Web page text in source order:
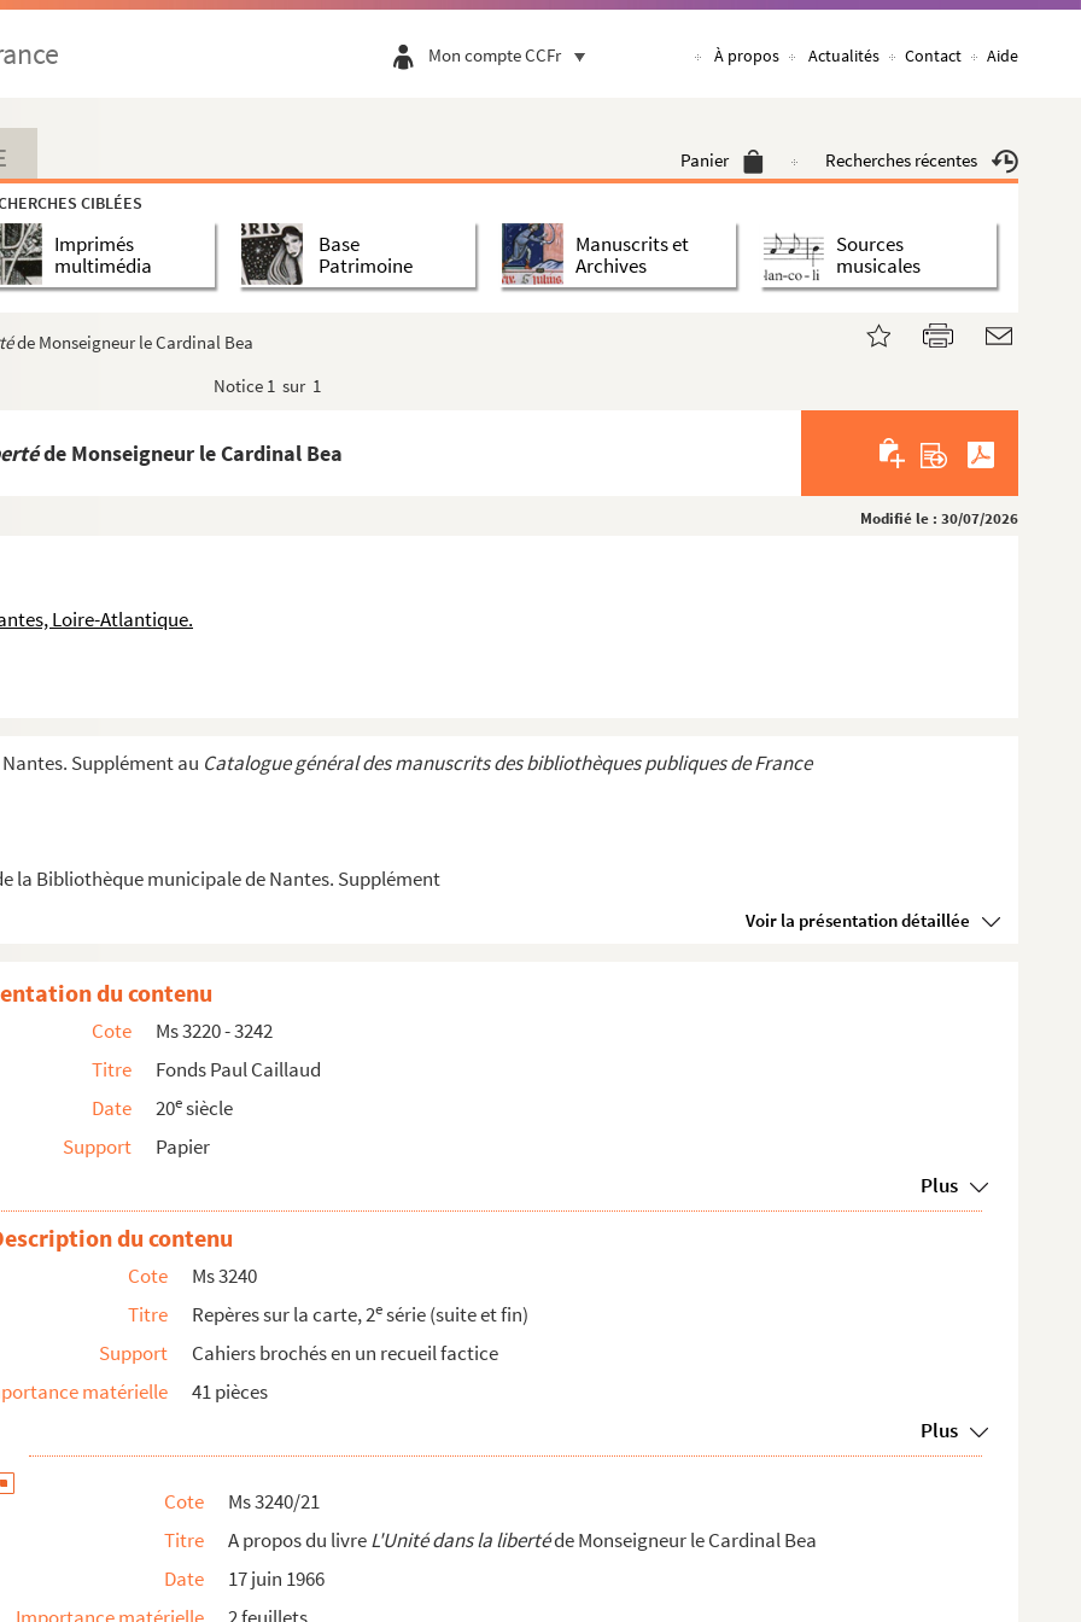
Mon compte CCFr À propos Actualités Contact Aide
Panier Recherches récentes
CIBLÉES
Imprimés
multimédia
Base
Patrimoine
Manuscrits et
Archives
Sources
musicales
de Monseigneur le Cardinal Bea
Notice 1 sur 1
de Monseigneur le Cardinal Bea
Modifié le : 30/07/2026
Loire-Atlantique.
Supplément au Catalogue général des manuscrits des bibliothèques publiques de France
la Bibliothèque municipale de Nantes. Supplément
Voir la présentation détaillée
: contrat, correspondance
correspondance, à propos de Jules Verne, divers
chansons, théâtre
Anne à Jean Marie Poupart
de l'Univers
des Frères Prêcheurs
dans la Liberté
Monseigneur le Cardinal Bea
Jean Rodhain, fondateur du Secours Catholique
à Paul Caillaud
Paul Caillaud
DanielouScandaleuse vérité
Catholique
par Henri Fesquet
Caillaud
évêque de Nantes à Paul Caillaud
du contenu
Cote
Ms 3220 - 3242
Titre
Fonds Paul Caillaud
Date
20esiècle
Support
Papier
Plus
du contenu
Cote
Ms 3240
Titre
Repères sur la carte, 2esérie (suite et fin)
Support
Cahiers brochés en un recueil factice
matérielle
41 pièces
Plus
Cote
Ms 3240/21
Titre
A propos du livreL'Unité dans la libertéde Monseigneur le Cardinal Bea
Date
17 juin 1966